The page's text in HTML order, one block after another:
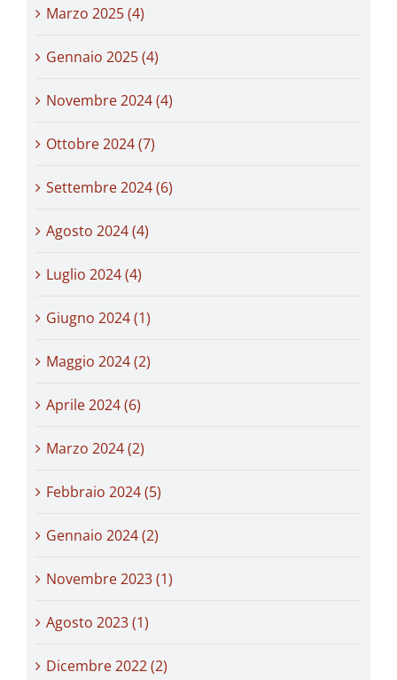
Marzo 2025 (4)
Gennaio 2025 (4)
Novembre 2024 (4)
Ottobre 2024 (7)
Settembre 2024 (6)
Agosto 2024 (4)
Luglio 2024 (4)
Giugno 2024 (1)
Maggio 2024 (2)
Aprile 2024 (6)
Marzo 2024 (2)
Febbraio 2024 (5)
Gennaio 2024 (2)
Novembre 2023 (1)
Agosto 2023 (1)
Dicembre 2022 (2)